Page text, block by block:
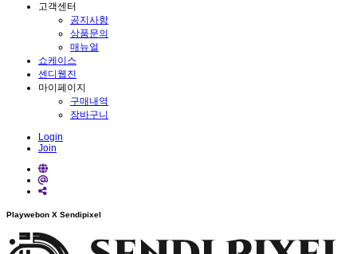
고객센터
공지사항
상품문의
매뉴얼
쇼케이스
센디웹진
마이페이지
구매내역
장바구니
Login
Join
Playwebon X Sendipixel